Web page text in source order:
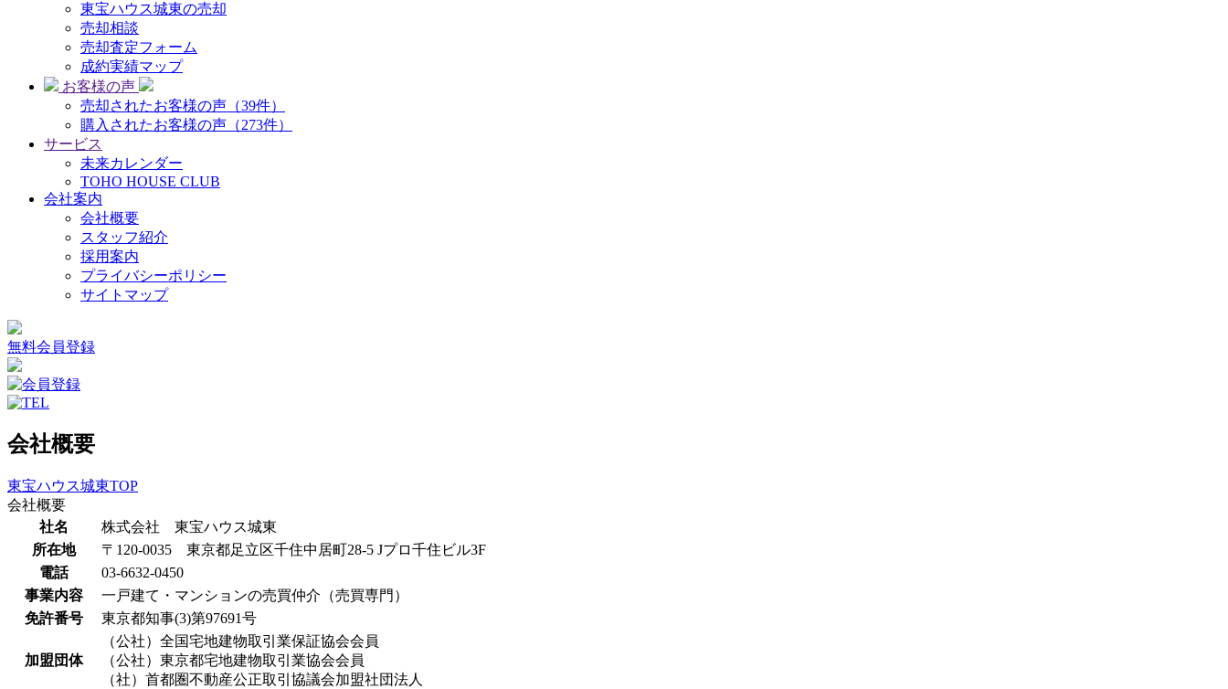
東宝ハウス城東の売却
売却相談
売却査定フォーム
成約実績マップ
お客様の声
売却されたお客様の声（39件）
購入されたお客様の声（273件）
サービス
未来カレンダー
TOHO HOUSE CLUB
会社案内
会社概要
スタッフ紹介
採用案内
プライバシーポリシー
サイトマップ
無料会員登録
会社概要
東宝ハウス城東TOP
会社概要
社名
株式会社 東宝ハウス城東
所在地
〒120-0035 東京都足立区千住中居町28-5 Jプロ千住ビル3F
電話
03-6632-0450
事業内容
一戸建て・マンションの売買仲介（売買専門）
免許番号
東京都知事(3)第97691号
加盟団体
（公社）全国宅地建物取引業保証協会会員
（公社）東京都宅地建物取引業協会会員
（社）首都圏不動産公正取引協議会加盟社団法人